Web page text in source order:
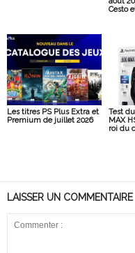
Cesto
Les titres PS Plus Extra et
Premium de juillet 2026
Test
MAX
roi du
LAISSER UN COMMENTAIRE